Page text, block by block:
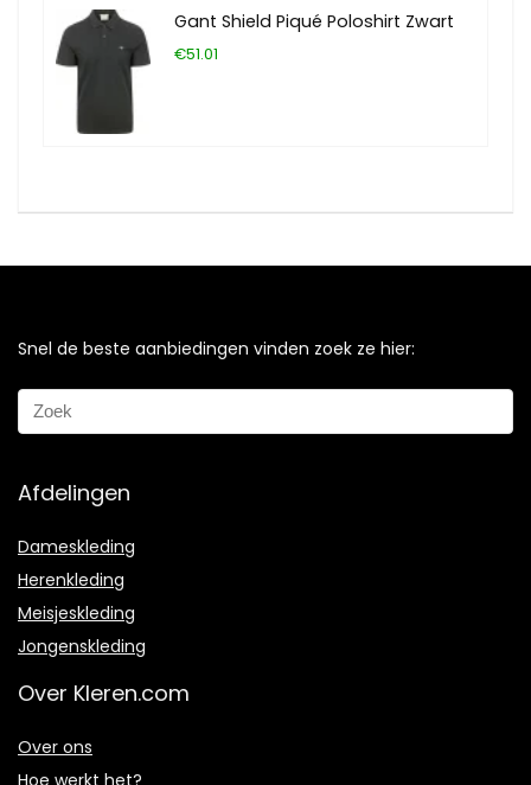
Gant Shield Piqué Poloshirt Zwart
€51.01
Snel de beste aanbiedingen vinden zoek ze hier:
Afdelingen
Dameskleding
Herenkleding
Meisjeskleding
Jongenskleding
Over Kleren.com
Over ons
Hoe werkt het?